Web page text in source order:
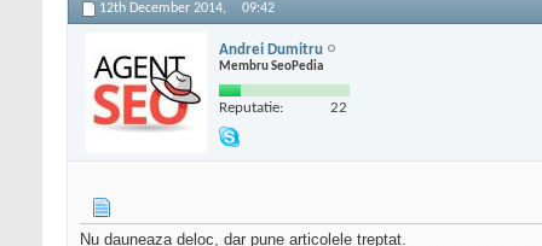
12th December 2014, 09:42
Andrei Dumitru
Membru SeoPedia
Reputatie: 22
Nu dauneaza deloc, dar pune articolele treptat.